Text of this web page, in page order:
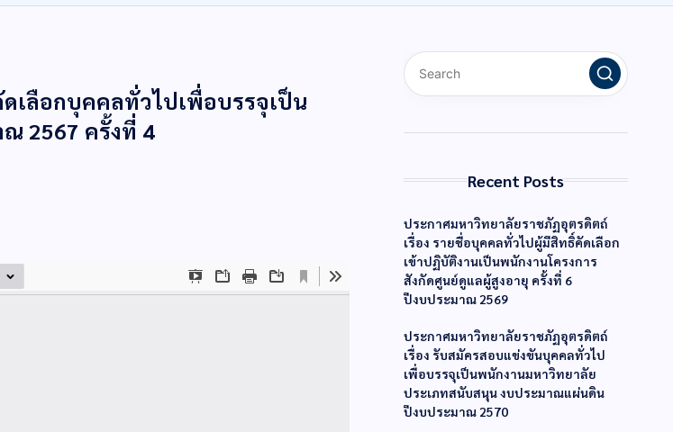
เลือกบุคคลทั่วไปเพื่อบรรจุเป็น
2567 ครั้งที่ 4
Recent Posts
ประกาศมหาวิทยาลัยราชภัฏอุตรดิตถ์
เรื่อง รายชื่อบุคคลทั่วไปผู้มีสิทธิ์คัดเลือก
เข้าปฏิบัติงานเป็นพนักงานโครงการ
สังกัดศูนย์ดูแลผู้สูงอายุ ครั้งที่ 6
ปีงบประมาณ 2569
ประกาศมหาวิทยาลัยราชภัฏอุตรดิตถ์
เรื่อง รับสมัครสอบแข่งขันบุคคลทั่วไป
เพื่อบรรจุเป็นพนักงานมหาวิทยาลัย
ประเภทสนับสนุน งบประมาณแผ่นดิน
ปีงบประมาณ 2570